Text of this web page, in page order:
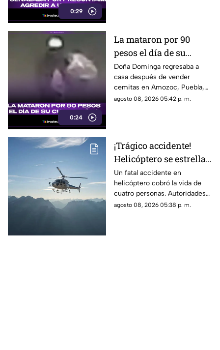
0:29
0:24
La mataron por 90
pesos el día de su
cumpleaños; Este es el
caso de Doña Dominga
Doña Dominga regresaba a
casa después de vender
cemitas en Amozoc, Puebla,
cuando presuntamente un
agosto 08, 2026 05:42 p. m.
¡Trágico accidente!
Helicóptero se estrella
en zona boscosa y
mueren cuatro
personas
Un fatal accidente en
helicóptero cobró la vida de
cuatro personas. Autoridades
confirmaron que la aeronave
agosto 08, 2026 05:38 p. m.